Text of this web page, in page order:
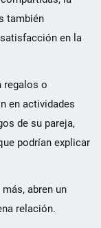
también
en la
regalos o
en actividades
de su pareja,
podrían explicar
abren un
relación.